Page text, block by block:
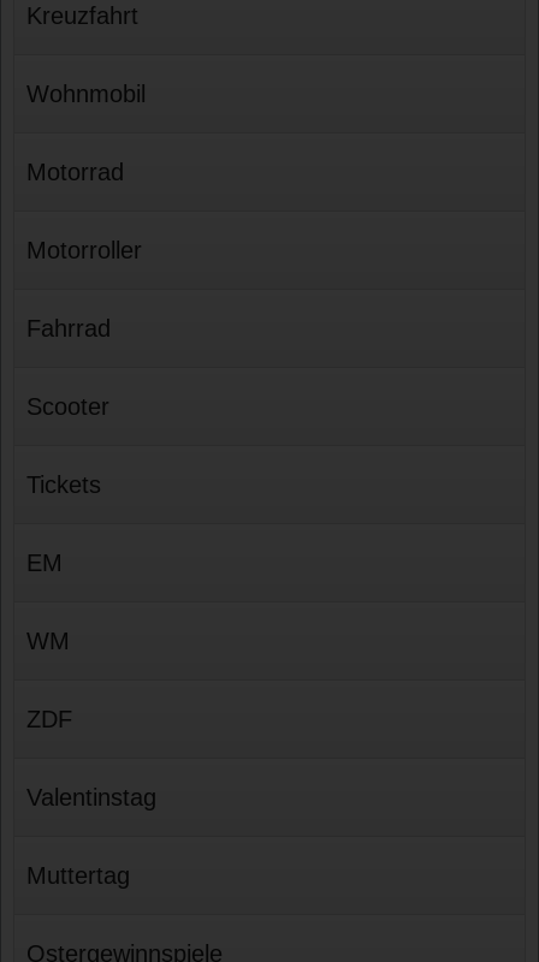
Kreuzfahrt
Wohnmobil
Motorrad
Motorroller
Fahrrad
Scooter
Tickets
EM
WM
ZDF
Valentinstag
Muttertag
Ostergewinnspiele